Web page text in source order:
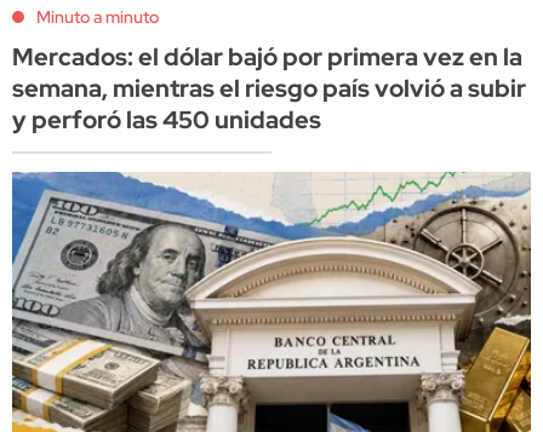
Minuto a minuto
Mercados: el dólar bajó por primera vez en la
semana, mientras el riesgo país volvió a subir
y perforó las 450 unidades